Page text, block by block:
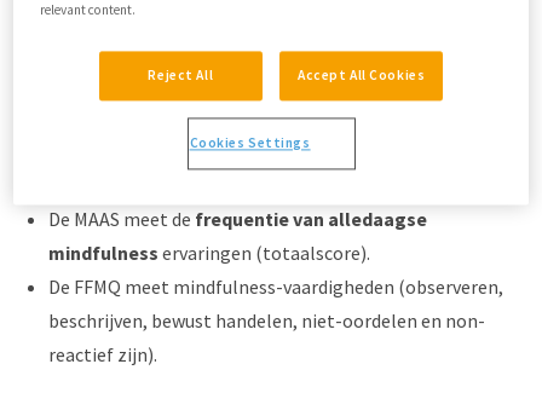
De CHIME meet mindfulness-vaardigheden (gewaar
innerlijke ervaringen, gewaar externe ervaringen,
bewust handelen, niet oordelende/accepterende
houding, niet reactieve/gedecentreerde houding,
open/niet-vermijdende houding, relativeren van
De MAAS meet de frequentie van alledaagse
mindfulness ervaringen (totaalscore).
De FFMQ meet mindfulness-vaardigheden (observeren,
beschrijven, bewust handelen, niet-oordelen en non-
reactief zijn).
relevant content.
Reject All Accept All Cookies
Cookies Settings